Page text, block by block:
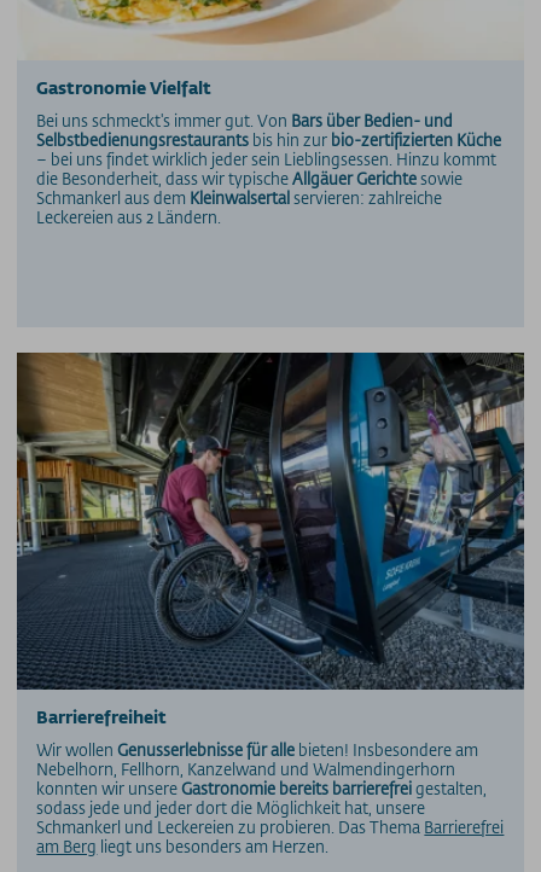
Gastronomie Vielfalt
Bei uns schmeckt's immer gut. Von Bars über Bedien- und
Selbstbedienungsrestaurants bis hin zur bio-zertifizierten Küche
– bei uns findet wirklich jeder sein Lieblingsessen. Hinzu kommt
die Besonderheit, dass wir typischeAllgäuer Gerichtesowie
Schmankerl aus dem Kleinwalsertalservieren: zahlreiche
Leckereien aus 2 Ländern.
Barrierefreiheit
Wir wollenGenusserlebnisse für alle bieten! Insbesondere am
Nebelhorn, Fellhorn, Kanzelwand und Walmendingerhorn
konnten wir unsereGastronomie bereits barrierefreigestalten,
sodass jede und jeder dort die Möglichkeit hat, unsere
Schmankerl und Leckereien zu probieren. Das Thema Barrierefrei
am Berg liegt uns besonders am Herzen.